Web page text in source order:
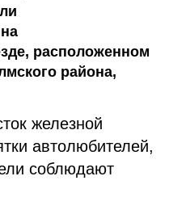
расположенном
района,
железной
автолюбителей,
соблюдают